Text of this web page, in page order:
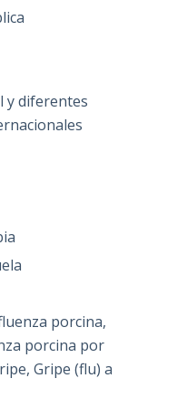
y diferentes
porcina,
porcina por
Gripe (flu) a